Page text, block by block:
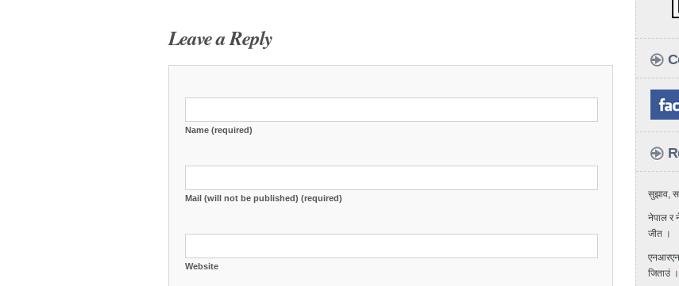
Leave a Reply
Name (required)
Mail (will not be published) (required)
Website
सुझाव,
नेपाल र
जीत ।
जिताउं ।